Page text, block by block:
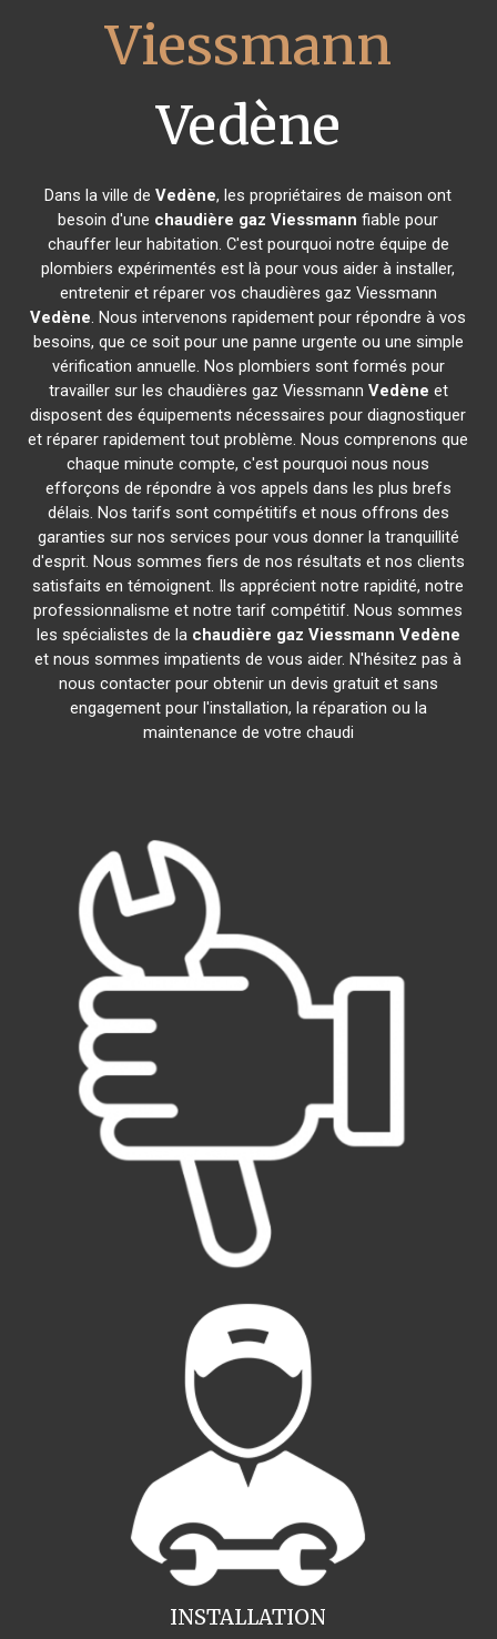
Viessmann
Vedène
Dans la ville deVedène, les propriétaires de maison ont
besoin d'une chaudière gaz Viessmann fiable pour
chauffer leur habitation. C'est pourquoi notre équipe de
plombiers expérimentés est là pour vous aider à installer,
entretenir et réparer vos chaudières gaz Viessmann
Vedène. Nous intervenons rapidement pour répondre à vos
besoins, que ce soit pour une panne urgente ou une simple
vérification annuelle. Nos plombiers sont formés pour
travailler sur les chaudières gaz Viessmann Vedène et
disposent des équipements nécessaires pour diagnostiquer
et réparer rapidement tout problème. Nous comprenons que
chaque minute compte, c'est pourquoi nous nous
efforçons de répondre à vos appels dans les plus brefs
délais. Nos tarifs sont compétitifs et nous offrons des
garanties sur nos services pour vous donner la tranquillité
d'esprit. Nous sommes fiers de nos résultats et nos clients
satisfaits en témoignent. Ils apprécient notre rapidité, notre
professionnalisme et notre tarif compétitif. Nous sommes
les spécialistes de la chaudière gaz Viessmann Vedène
et nous sommes impatients de vous aider. N'hésitez pas à
nous contacter pour obtenir un devis gratuit et sans
engagement pour l'installation, la réparation ou la
maintenance de votre chaudi
INSTALLATION